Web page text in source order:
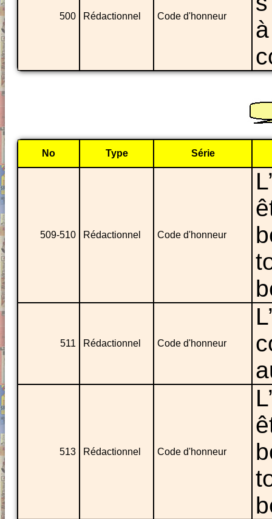
500 Rédactionnel Code d'honneur
No Type Série
509-510 Rédactionnel Code d'honneur
511 Rédactionnel Code d'honneur
513 Rédactionnel Code d'honneur